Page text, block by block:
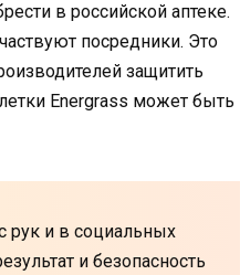
в российской аптеке.
посредники. Это
защитить
Energrass может быть
рук и в социальных
и безопасность